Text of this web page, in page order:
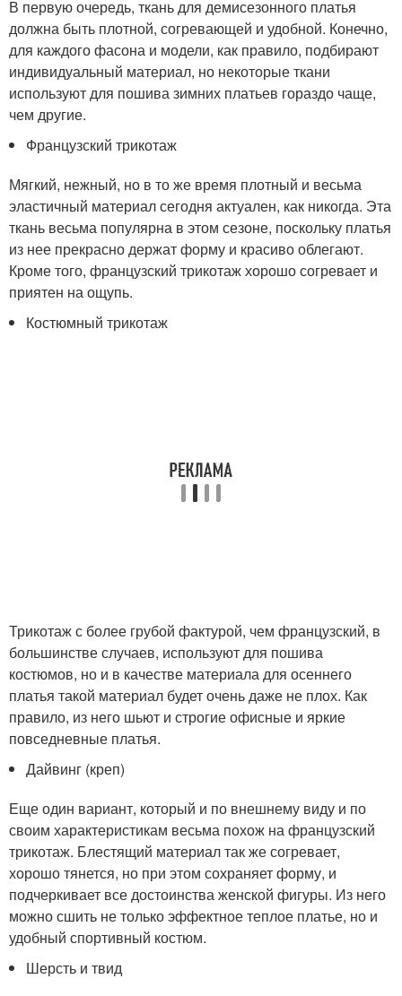
В первую очередь, ткань для демисезонного платья
должна быть плотной, согревающей и удобной. Конечно,
для каждого фасона и модели, как правило, подбирают
индивидуальный материал, но некоторые ткани
используют для пошива зимних платьев гораздо чаще,
чем другие.
Французский трикотаж
Мягкий, нежный, но в то же время плотный и весьма
эластичный материал сегодня актуален, как никогда. Эта
ткань весьма популярна в этом сезоне, поскольку платья
из нее прекрасно держат форму и красиво облегают.
Кроме того, французский трикотаж хорошо согревает и
приятен на ощупь.
Костюмный трикотаж
Трикотаж с более грубой фактурой, чем французский, в
большинстве случаев, используют для пошива
костюмов, но и в качестве материала для осеннего
платья такой материал будет очень даже не плох. Как
правило, из него шьют и строгие офисные и яркие
повседневные платья.
Дайвинг (креп)
Еще один вариант, который и по внешнему виду и по
своим характеристикам весьма похож на французский
трикотаж. Блестящий материал так же согревает,
хорошо тянется, но при этом сохраняет форму, и
подчеркивает все достоинства женской фигуры. Из него
можно сшить не только эффектное теплое платье, но и
удобный спортивный костюм.
Шерсть и твид